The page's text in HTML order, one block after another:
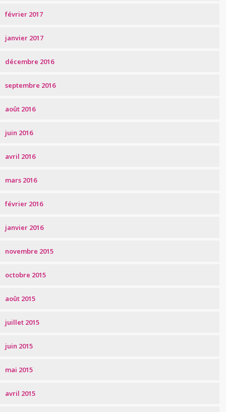
février 2017
janvier 2017
décembre 2016
septembre 2016
août 2016
juin 2016
avril 2016
mars 2016
février 2016
janvier 2016
novembre 2015
octobre 2015
août 2015
juillet 2015
juin 2015
mai 2015
avril 2015